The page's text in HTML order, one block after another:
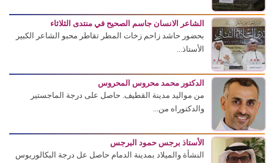
الشاعر الانسان جاسم الصحيح في منتدى الثلاثاء
بحضور حاشد زاحم زخات المطر تقاطر محبو الشاعر الكبير
الأستاذ...
الدكتور محمد محروس المحروس
من مواليد مدينة القطيف. حاصل على درجة الماجستير
والدكتوراه من...
الأستاذ برجس حمود البرجس
النشأة والميلاد بمدينة الدمام حاصل عل درجة البكالوريوس